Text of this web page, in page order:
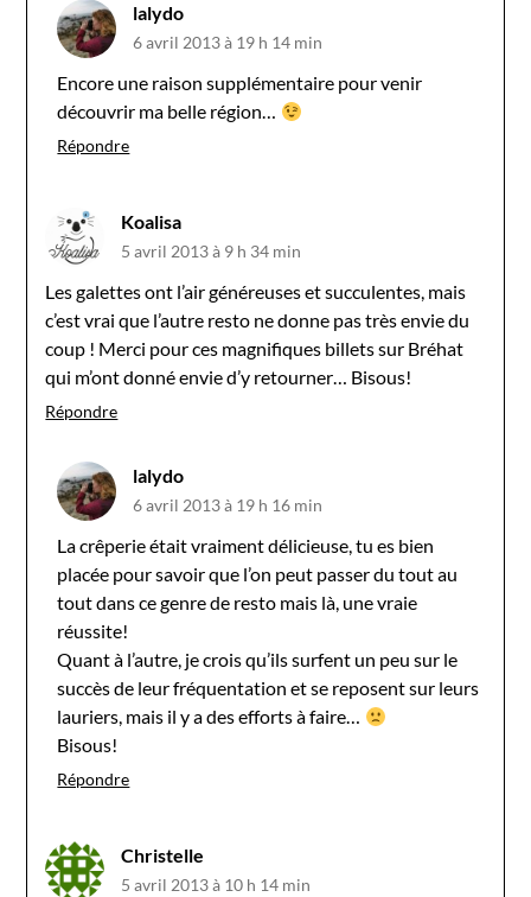
lalydo
6 avril 2013 à 19 h 14 min
Encore une raison supplémentaire pour venir
découvrir ma belle région…
Répondre
Koalisa
5 avril 2013 à 9 h 34 min
Les galettes ont l’air généreuses et succulentes, mais
c’est vrai que l’autre resto ne donne pas très envie du
coup ! Merci pour ces magnifiques billets sur Bréhat
qui m’ont donné envie d’y retourner… Bisous!
Répondre
lalydo
6 avril 2013 à 19 h 16 min
La crêperie était vraiment délicieuse, tu es bien
placée pour savoir que l’on peut passer du tout au
tout dans ce genre de resto mais là, une vraie
réussite!
Quant à l’autre, je crois qu’ils surfent un peu sur le
succès de leur fréquentation et se reposent sur leurs
lauriers, mais il y a des efforts à faire…
Bisous!
Répondre
Christelle
5 avril 2013 à 10 h 14 min